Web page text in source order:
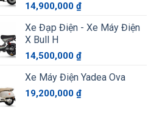
14,900,000 ₫
Xe Đạp Điện - Xe Máy Điện
X Bull H
14,500,000 ₫
Xe Máy Điện Yadea Ova
19,200,000 ₫